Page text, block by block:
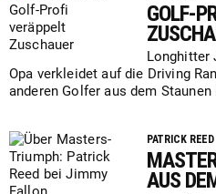
GOLF-
Longhitter
Opa verkleidet auf die Driving
anderen Golfer aus dem
PATRICK
AUS